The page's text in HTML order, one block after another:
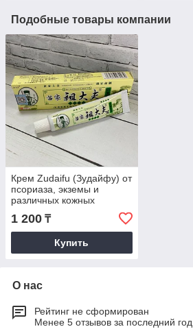
Подобные товары компании
Крем Zudaifu (Зудайфу) от
псориаза, экземы и
различных кожных
1 200 ₸
Купить
О нас
Рейтинг не сформирован
Менее 5 отзывов за последний год